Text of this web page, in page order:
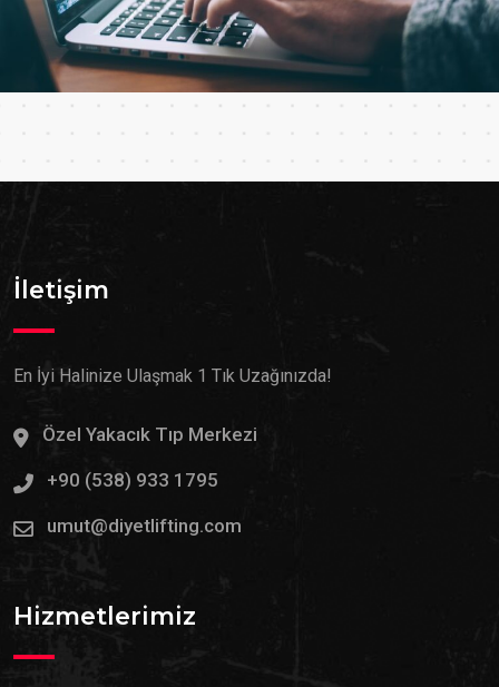
İletişim
En İyi Halinize Ulaşmak 1 Tık Uzağınızda!
Özel Yakacık Tıp Merkezi
+90 (538) 933 1795
umut@diyetlifting.com
Hizmetlerimiz